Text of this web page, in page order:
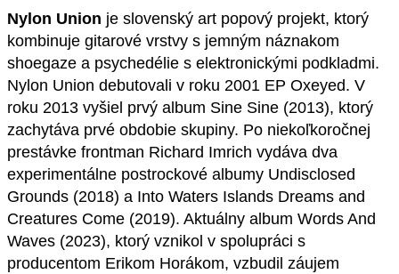
Nylon Union je slovenský art popový projekt, ktorý
kombinuje gitarové vrstvy s jemným náznakom
shoegaze a psychedélie s elektronickými podkladmi.
Nylon Union debutovali v roku 2001 EP Oxeyed. V
roku 2013 vyšiel prvý album Sine Sine (2013), ktorý
zachytáva prvé obdobie skupiny. Po niekoľkoročnej
prestávke frontman Richard Imrich vydáva dva
experimentálne postrockové albumy Undisclosed
Grounds (2018) a Into Waters Islands Dreams and
Creatures Come (2019). Aktuálny album Words And
Waves (2023), ktorý vznikol v spolupráci s
producentom Erikom Horákom, vzbudil záujem